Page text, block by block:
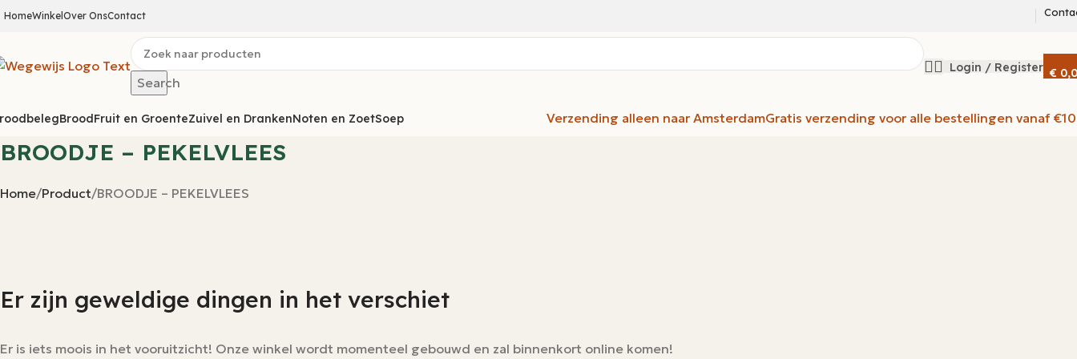
HomeWinkel Over OnsContact
Search
Login / Register €
BroodFruit en GroenteZuivel en DrankenNoten en ZoetSoep Verzending alleen naar AmsterdamGratis verzending voor alle bestellingen vanaf
BROODJE – PEKELVLEES
Home Product BROODJE – PEKELVLEES
Er zijn geweldige dingen in het verschiet
Er is iets moois in het vooruitzicht! Onze winkel wordt momenteel gebouwd en zal binnenkort online komen!